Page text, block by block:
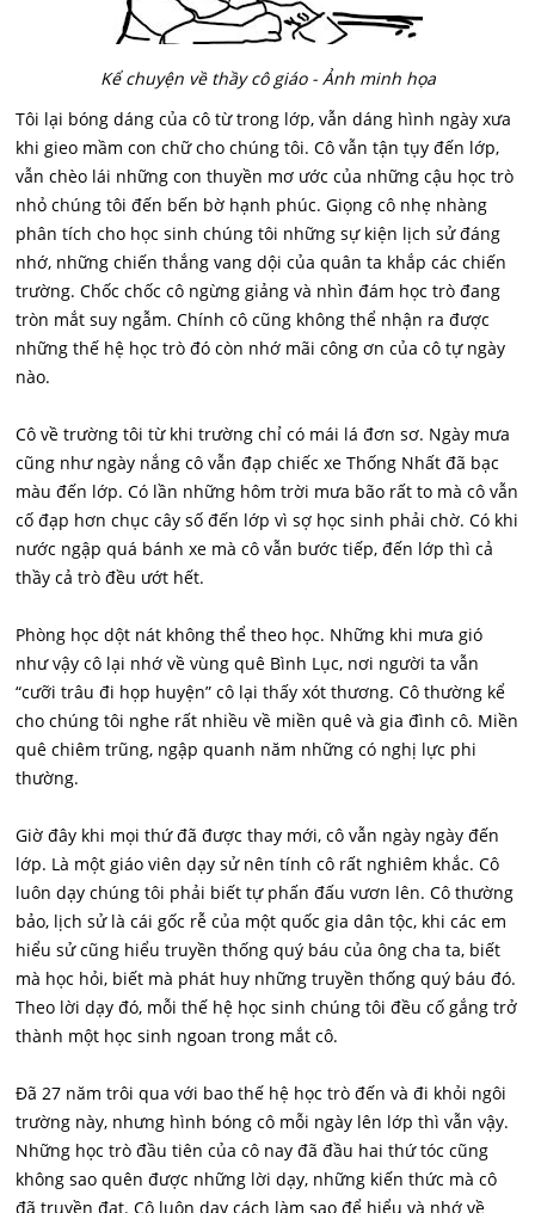
Kể chuyện về thầy cô giáo - Ảnh minh họa
Tôi lại bóng dáng của cô từ trong lớp, vẫn dáng hình ngày xưa
khi gieo mầm con chữ cho chúng tôi. Cô vẫn tận tụy đến lớp,
vẫn chèo lái những con thuyền mơ ước của những cậu học trò
nhỏ chúng tôi đến bến bờ hạnh phúc. Giọng cô nhẹ nhàng
phân tích cho học sinh chúng tôi những sự kiện lịch sử đáng
nhớ, những chiến thắng vang dội của quân ta khắp các chiến
trường. Chốc chốc cô ngừng giảng và nhìn đám học trò đang
tròn mắt suy ngẫm. Chính cô cũng không thể nhận ra được
những thế hệ học trò đó còn nhớ mãi công ơn của cô tự ngày
nào.
Cô về trường tôi từ khi trường chỉ có mái lá đơn sơ. Ngày mưa
cũng như ngày nắng cô vẫn đạp chiếc xe Thống Nhất đã bạc
màu đến lớp. Có lần những hôm trời mưa bão rất to mà cô vẫn
cố đạp hơn chục cây số đến lớp vì sợ học sinh phải chờ. Có khi
nước ngập quá bánh xe mà cô vẫn bước tiếp, đến lớp thì cả
thầy cả trò đều ướt hết.
Phòng học dột nát không thể theo học. Những khi mưa gió
như vậy cô lại nhớ về vùng quê Bình Lục, nơi người ta vẫn
“cưỡi trâu đi họp huyện” cô lại thấy xót thương. Cô thường kể
cho chúng tôi nghe rất nhiều về miền quê và gia đình cô. Miền
quê chiêm trũng, ngập quanh năm những có nghị lực phi
thường.
Giờ đây khi mọi thứ đã được thay mới, cô vẫn ngày ngày đến
lớp. Là một giáo viên dạy sử nên tính cô rất nghiêm khắc. Cô
luôn dạy chúng tôi phải biết tự phấn đấu vươn lên. Cô thường
bảo, lịch sử là cái gốc rễ của một quốc gia dân tộc, khi các em
hiểu sử cũng hiểu truyền thống quý báu của ông cha ta, biết
mà học hỏi, biết mà phát huy những truyền thống quý báu đó.
Theo lời dạy đó, mỗi thế hệ học sinh chúng tôi đều cố gắng trở
thành một học sinh ngoan trong mắt cô.
Đã 27 năm trôi qua với bao thế hệ học trò đến và đi khỏi ngôi
trường này, nhưng hình bóng cô mỗi ngày lên lớp thì vẫn vậy.
Những học trò đầu tiên của cô nay đã đầu hai thứ tóc cũng
không sao quên được những lời dạy, những kiến thức mà cô
đã truyền đạt. Cô luôn dạy cách làm sao để hiểu và nhớ về